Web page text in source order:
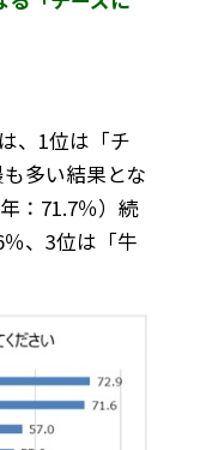
、1位は「チ
多い結果とな
：71.7％）続
、3位は「牛